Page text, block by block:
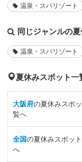
温泉・スパリゾート
同じジャンルの
温泉・スパリゾート
夏休みスポット一
大阪府の夏休みスポ
覧へ
全国の夏休みスポッ
へ